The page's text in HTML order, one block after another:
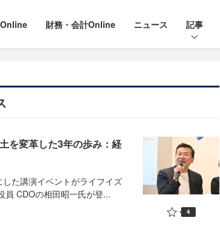
財務・会計Online ニュース 記事
を変革した3年の歩み：経
た講演イベントがライフイズ
員 CDOの相田昭一氏が登...
4